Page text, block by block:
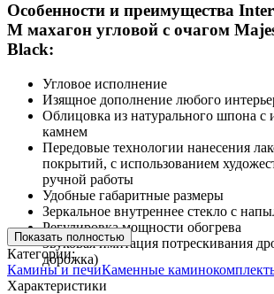
Особенности и преимущества
М махагон угловой с очагом
Black:
Угловое исполнение
Изящное дополнение любого
Облицовка из натурального шпона с
камнем
Передовые технологии нанесения
покрытий, с использованием
ручной работы
Удобные габаритные размеры
Зеркальное внутреннее стекло с
Регулировка мощности обогрева
Звуковая имитация потрескивания
дорожка)
Показать полностью
Категории:
Камины и печиКаменные
Характеристики